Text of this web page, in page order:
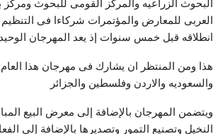
البحوث الزراعيه والمركز القومى للبحوث
العربى للمعارض والمؤتمرات شركاءا فى
انطلاقه قبل خمس سنوات إذ يعد المهرجان
والسعوديه والاردن وفلسطين والجزائر
ويتضمن المهرجان بالإضافة إلى معرض البيع
النخيل وتصنيع التمور وتصديرها بالإضافة إلى